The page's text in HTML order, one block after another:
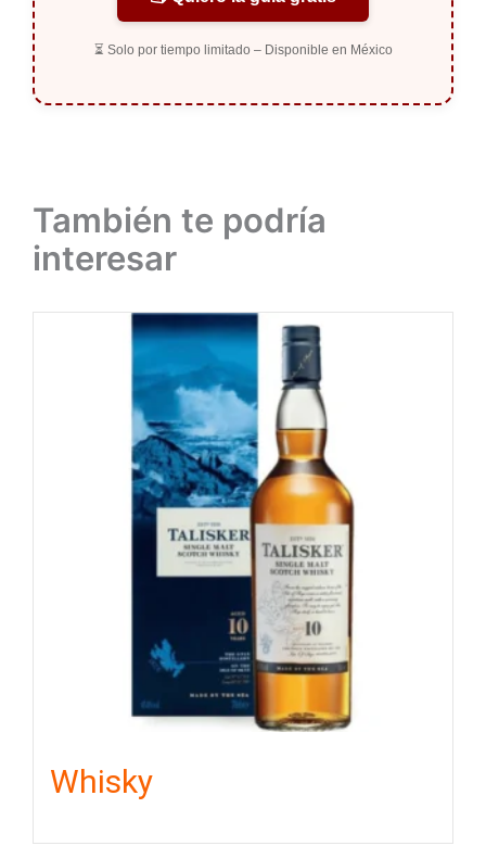
⏳ Solo por tiempo limitado – Disponible en México
También te podría
interesar
Whisky